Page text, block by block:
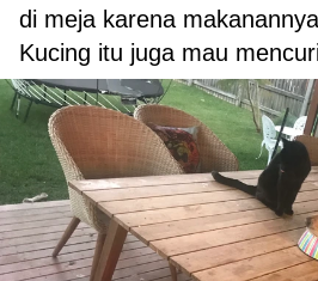
di meja karena
Kucing itu juga mau